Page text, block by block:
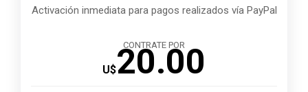
Activación inmediata para pagos realizados vía PayPal
CONTRATE POR
U$20.00